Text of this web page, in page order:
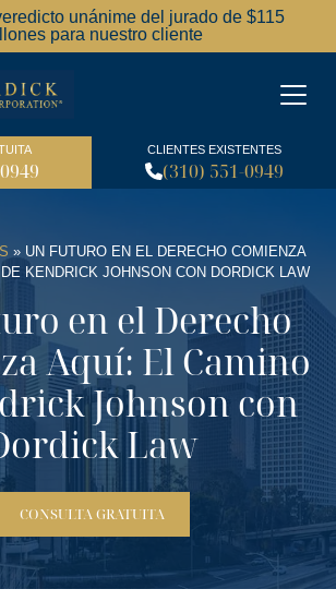
unánime del jurado de $115
para nuestro cliente
Dordick Law Corporation
CLIENTES EXISTENTES
(310) 551-0949
» UN FUTURO EN EL DERECHO COMIENZA
KENDRICK JOHNSON CON DORDICK LAW
en el Derecho
Aquí: El Camino
Johnson con
Law
CONSULTA GRATUITA